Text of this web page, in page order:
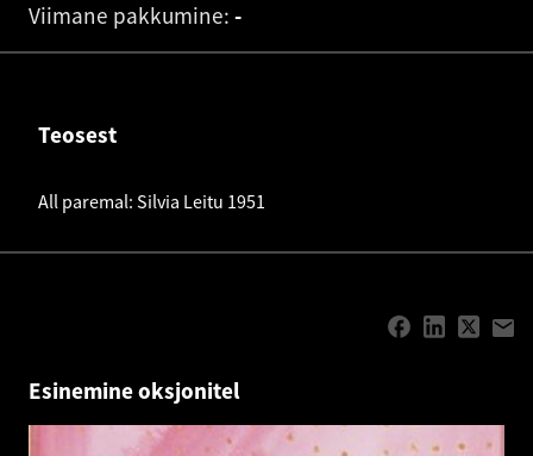
Viimane pakkumine: -
Teosest
All paremal: Silvia Leitu 1951
Esinemine oksjonitel